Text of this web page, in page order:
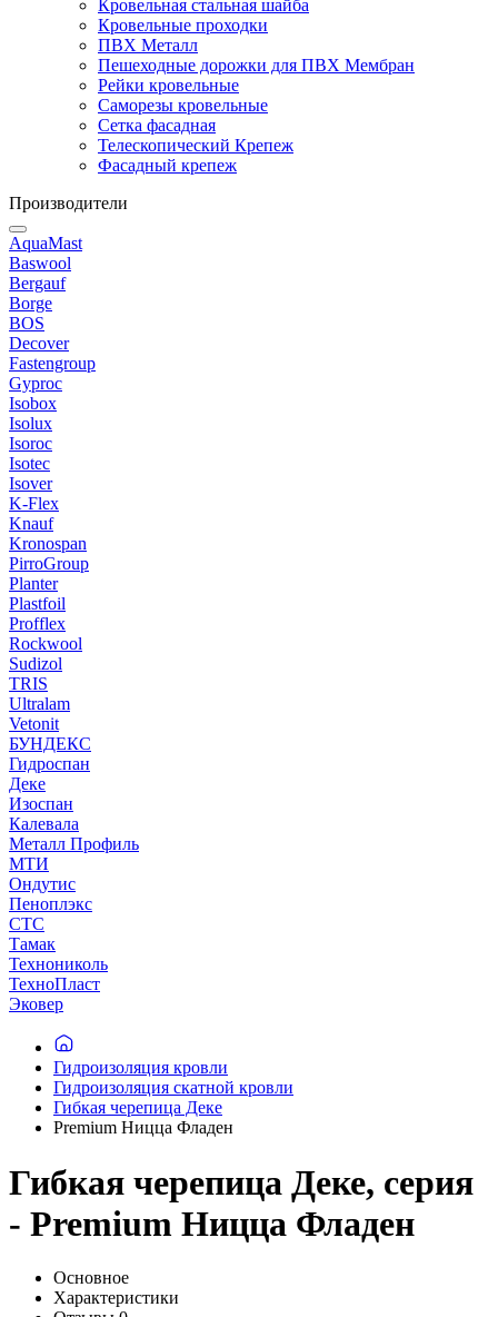
Кровельная стальная шайба
Кровельные проходки
ПВХ Металл
Пешеходные дорожки для ПВХ Мембран
Рейки кровельные
Саморезы кровельные
Сетка фасадная
Телескопический Крепеж
Фасадный крепеж
Производители
AquaMast
Baswool
Bergauf
Borge
BOS
Decover
Fastengroup
Gyproc
Isobox
Isolux
Isoroc
Isotec
Isover
K-Flex
Knauf
Kronospan
PirroGroup
Planter
Plastfoil
Profflex
Rockwool
Sudizol
TRIS
Ultralam
Vetonit
БУНДЕКС
Гидроспан
Деке
Изоспан
Калевала
Металл Профиль
МТИ
Ондутис
Пеноплэкс
СТС
Тамак
Технониколь
ТехноПласт
Эковер
Гидроизоляция кровли
Гидроизоляция скатной кровли
Гибкая черепица Деке
Premium Ницца Фладен
Гибкая черепица Деке, серия
- Premium Ницца Фладен
Основное
Характеристики